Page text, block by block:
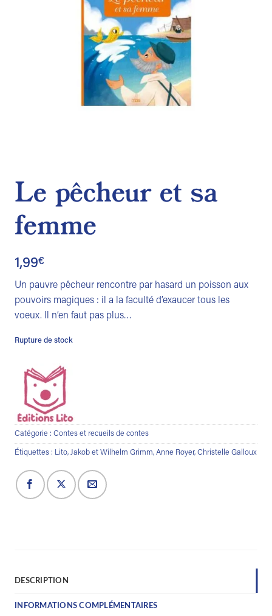
Le pêcheur et sa
femme
1,99€
Un pauvre pêcheur rencontre par hasard un poisson aux
pouvoirs magiques : il a la faculté d’exaucer tous les
voeux. Il n’en faut pas plus…
Rupture de stock
Catégorie : Contes et recueils de contes
Étiquettes : Lito, Jakob et Wilhelm Grimm, Anne Royer, Christelle Galloux
DESCRIPTION
INFORMATIONS COMPLÉMENTAIRES